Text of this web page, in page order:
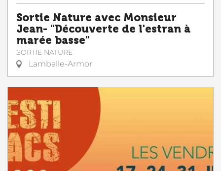
Sortie Nature avec Monsieur
Jean- "Découverte de l'estran à
marée basse"
SORTIE NATURE
Lamballe-Armor